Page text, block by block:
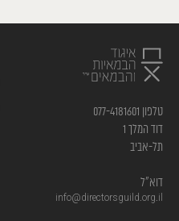
טלפון 077-4181601
דוד המלך 1
תל-אביב
דוא”ל
info@directorsguild.org.il